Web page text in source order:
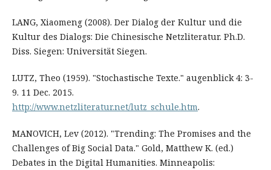
LANG, Xiaomeng (2008). Der Dialog der Kultur und die
Kultur des Dialogs: Die Chinesische Netzliteratur. Ph.D.
Diss. Siegen: Universität Siegen.
LUTZ, Theo (1959). "Stochastische Texte." augenblick 4: 3-
9. 11 Dec. 2015.
http://www.netzliteratur.net/lutz_schule.htm.
MANOVICH, Lev (2012). "Trending: The Promises and the
Challenges of Big Social Data." Gold, Matthew K. (ed.)
Debates in the Digital Humanities. Minneapolis: